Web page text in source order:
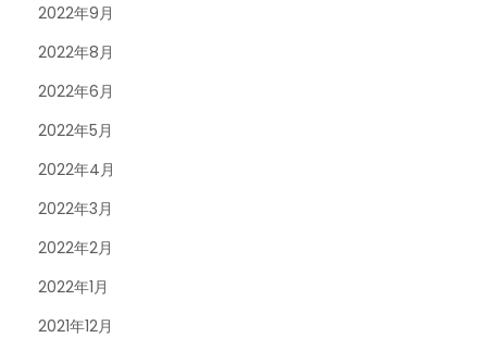
2022年9月
2022年8月
2022年6月
2022年5月
2022年4月
2022年3月
2022年2月
2022年1月
2021年12月